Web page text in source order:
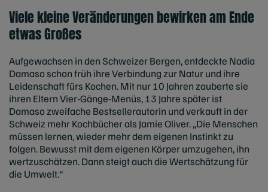
Viele kleine Veränderungen bewirken am Ende
etwas Großes
Aufgewachsen in den Schweizer Bergen, entdeckte Nadia
Damaso schon früh ihre Verbindung zur Natur und ihre
Leidenschaft fürs Kochen. Mit nur 10 Jahren zauberte sie
ihren Eltern Vier-Gänge-Menüs, 13 Jahre später ist
Damaso zweifache Bestsellerautorin und verkauft in der
Schweiz mehr Kochbücher als Jamie Oliver. „Die Menschen
müssen lernen, wieder mehr dem eigenen Instinkt zu
folgen. Bewusst mit dem eigenen Körper umzugehen, ihn
wertzuschätzen. Dann steigt auch die Wertschätzung für
die Umwelt.“